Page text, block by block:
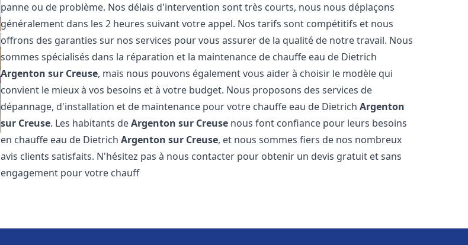
panne ou de problème. Nos délais d'intervention sont très courts, nous nous déplaçons
généralement dans les 2 heures suivant votre appel. Nos tarifs sont compétitifs et nous
offrons des garanties sur nos services pour vous assurer de la qualité de notre travail. Nous
sommes spécialisés dans la réparation et la maintenance de chauffe eau de Dietrich
Argenton sur Creuse, mais nous pouvons également vous aider à choisir le modèle qui
convient le mieux à vos besoins et à votre budget. Nous proposons des services de
dépannage, d'installation et de maintenance pour votre chauffe eau de DietrichArgenton
sur Creuse. Les habitants deArgenton sur Creuse nous font confiance pour leurs besoins
en chauffe eau de DietrichArgenton sur Creuse, et nous sommes fiers de nos nombreux
avis clients satisfaits. N'hésitez pas à nous contacter pour obtenir un devis gratuit et sans
engagement pour votre chauff